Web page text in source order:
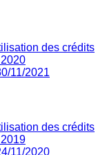
des crédits
11/2021
des crédits
11/2020